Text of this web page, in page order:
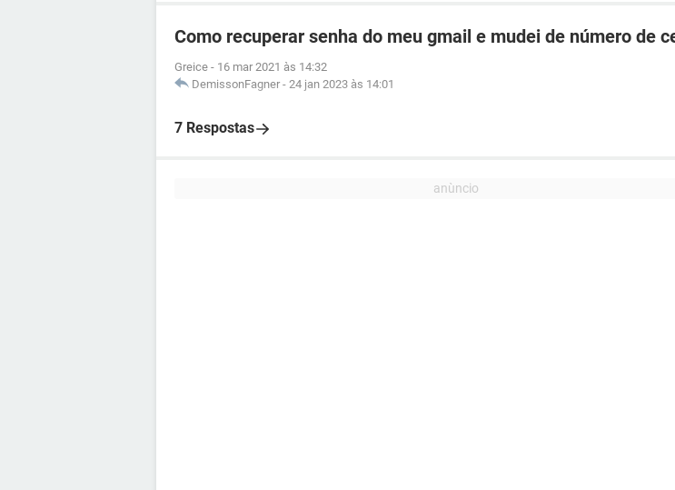
Como recuperar senha do meu gmail e mudei de número de
Greice - 16 mar 2021 às 14:32
DemissonFagner - 24 jan 2023 às 14:01
7 Respostas